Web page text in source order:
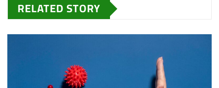
RELATED STORY